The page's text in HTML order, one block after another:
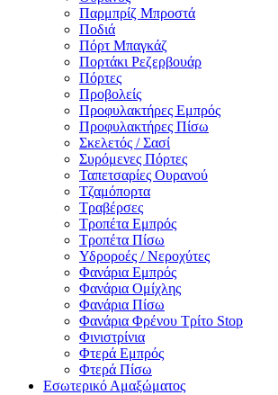
Παρμπρίζ Μπροστά
Ποδιά
Πόρτ Μπαγκάζ
Πορτάκι Ρεζερβουάρ
Πόρτες
Προβολείς
Προφυλακτήρες Εμπρός
Προφυλακτήρες Πίσω
Σκελετός / Σασί
Συρόμενες Πόρτες
Ταπετσαρίες Ουρανού
Τζαμόπορτα
Τραβέρσες
Τροπέτα Εμπρός
Τροπέτα Πίσω
Υδροροές / Νεροχύτες
Φανάρια Εμπρός
Φανάρια Ομίχλης
Φανάρια Πίσω
Φανάρια Φρένου Τρίτο Stop
Φινιστρίνια
Φτερά Εμπρός
Φτερά Πίσω
Εσωτερικό Αμαξώματος